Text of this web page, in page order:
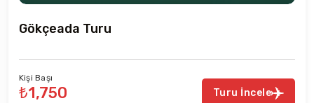
Gökçeada Turu
Kişi Başı
₺1,750 Turu İncele